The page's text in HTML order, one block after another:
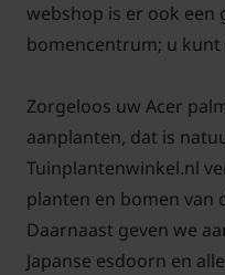
webshop is er ook een
bomencentrum; u kunt
Zorgeloos uw Acer
aanplanten, dat is
Tuinplantenwinkel.nl
planten en bomen van
Daarnaast geven we
Japanse esdoorn en